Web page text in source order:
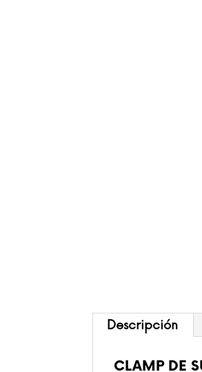
Descripción
CLAMP DE